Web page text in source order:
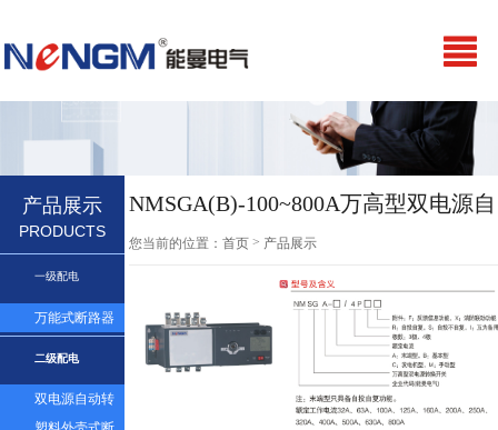
产品展示
PRODUCTS
一级配电
万能式断路器
二级配电
双电源自动转
NMSGA(B)-100~800A万高型双电源自
动转换开关PC级
您当前的位置：首页 > 产品展示